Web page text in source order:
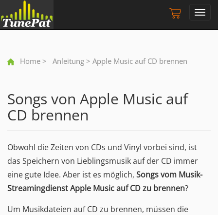
Home > Anleitung > Apple Music auf CD brennen
Songs von Apple Music auf
CD brennen
Obwohl die Zeiten von CDs und Vinyl vorbei sind, ist
das Speichern von Lieblingsmusik auf der CD immer
eine gute Idee. Aber ist es möglich, Songs vom Musik-
Streamingdienst Apple Music auf CD zu brennen?
Um Musikdateien auf CD zu brennen, müssen die